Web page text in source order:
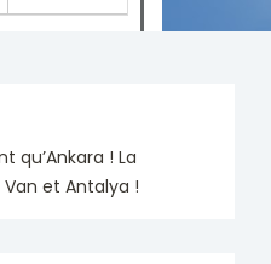
qu’Ankara ! La
et Antalya !